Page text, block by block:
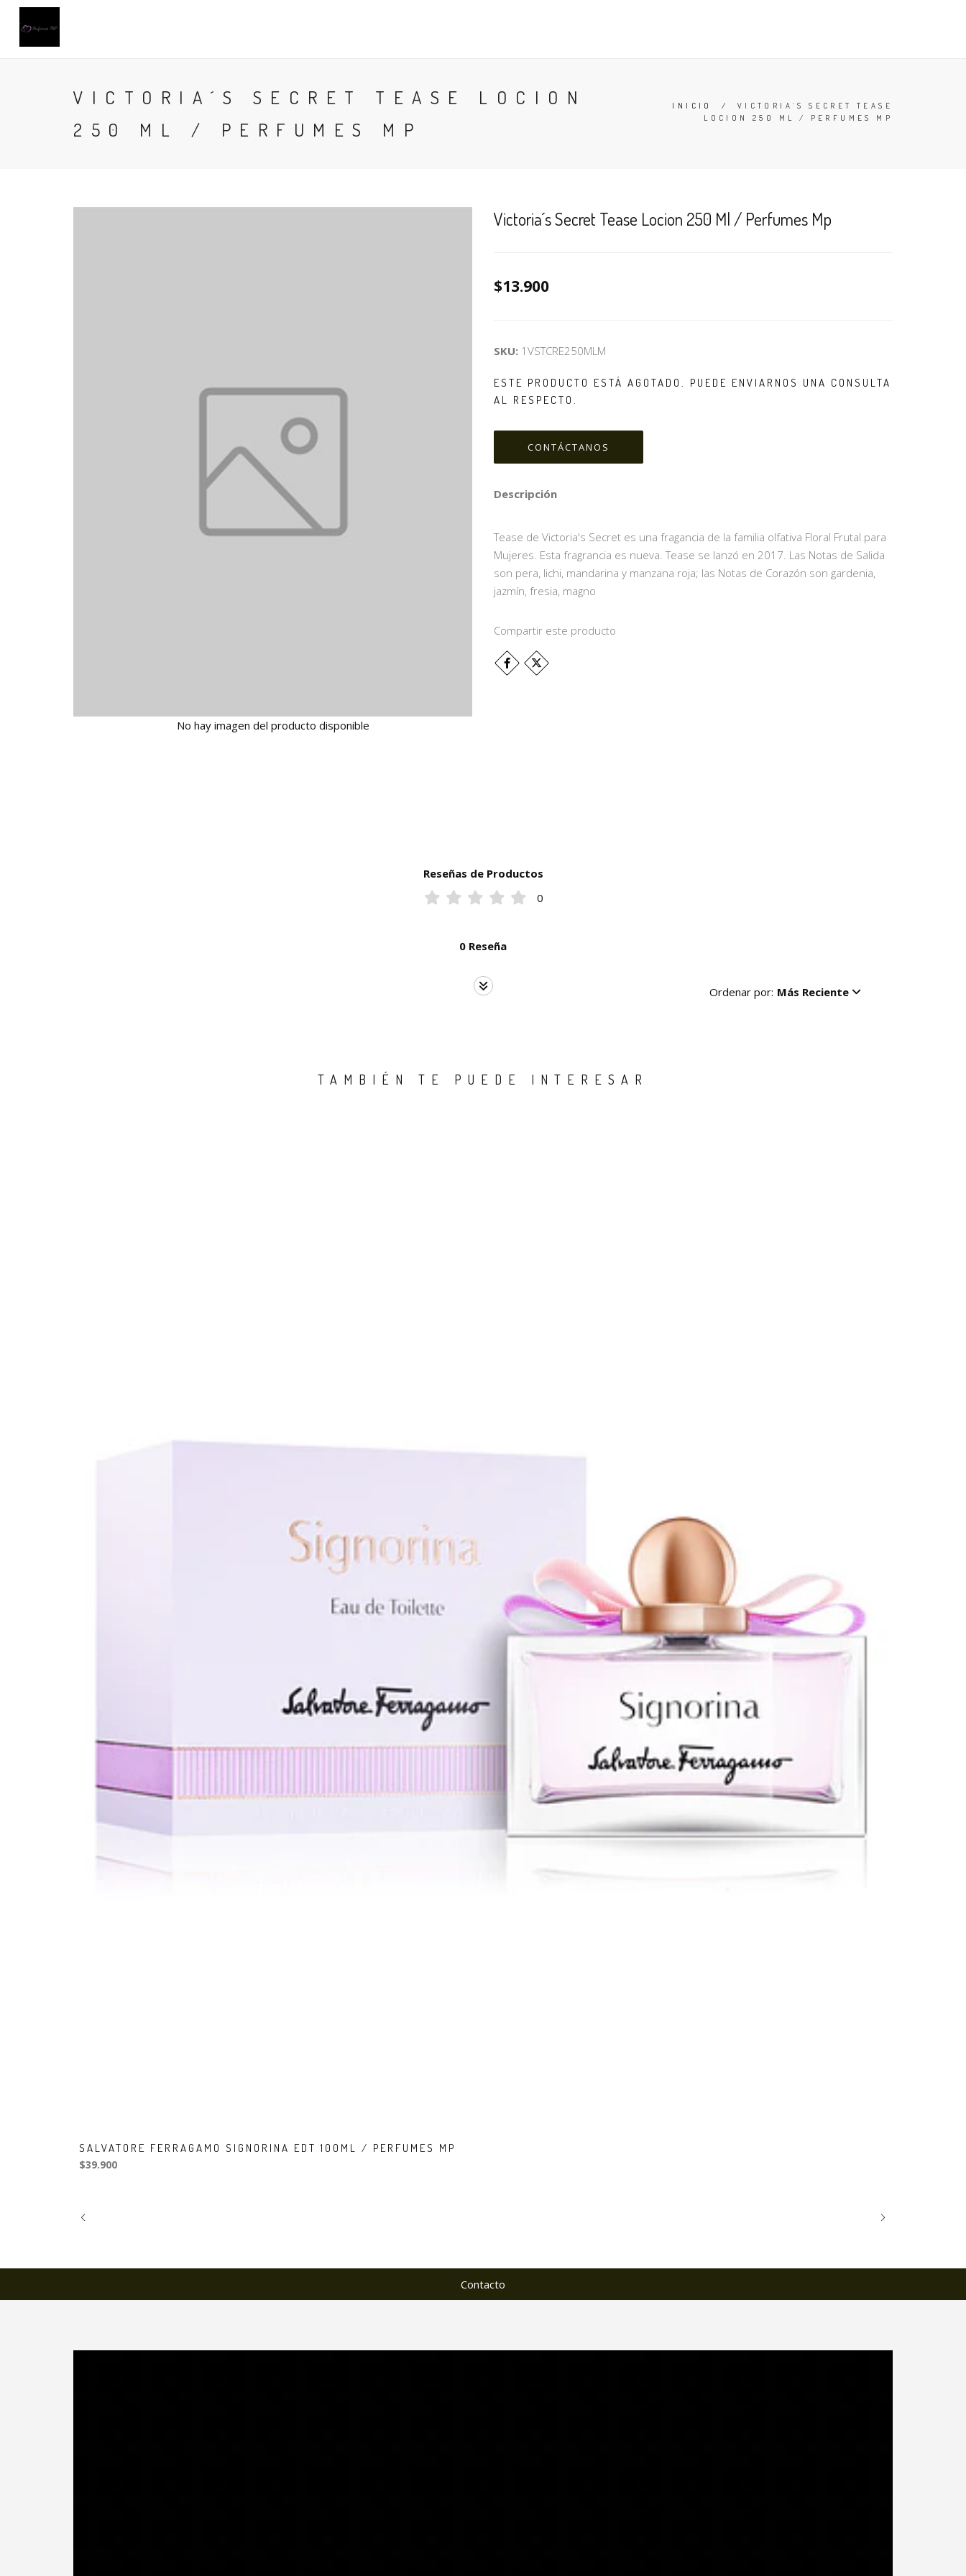
VICTORIA´S SECRET TEASE LOCION
250 ML / PERFUMES MP
INICIO / VICTORIA´S SECRET TEASE
LOCION 250 ML / PERFUMES MP
No hay imagen del producto disponible
Victoria´s Secret Tease Locion 250 Ml / Perfumes Mp
$13.900
SKU: 1VSTCRE250MLM
ESTE PRODUCTO ESTÁ AGOTADO. PUEDE ENVIARNOS UNA CONSULTA
AL RESPECTO.
CONTÁCTANOS
Descripción
Tease de Victoria's Secret es una fragancia de la familia olfativa Floral Frutal para
Mujeres. Esta fragrancia es nueva. Tease se lanzó en 2017. Las Notas de Salida
son pera, lichi, mandarina y manzana roja; las Notas de Corazón son gardenia,
jazmín, fresia, magno
Compartir este producto
Reseñas de Productos
0
0 Reseña
Ordenar por: Más Reciente
TAMBIÉN TE PUEDE INTERESAR
SALVATORE FERRAGAMO SIGNORINA EDT 100ML / PERFUMES MP
$39.900
Contacto